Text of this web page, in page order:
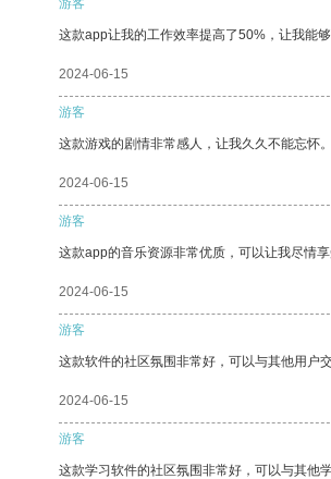
游客
这款app让我的工作效率提高了50%，让我能
2024-06-15
游客
这款游戏的剧情非常感人，让我久久不能忘怀。
2024-06-15
游客
这款app的音乐资源非常优质，可以让我尽情享
2024-06-15
游客
这款软件的社区氛围非常好，可以与其他用户
2024-06-15
游客
这款学习软件的社区氛围非常好，可以与其他